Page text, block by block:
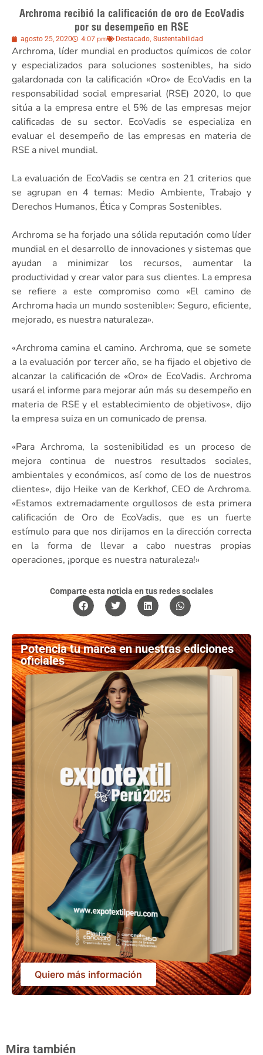
Archroma recibió la calificación de oro de EcoVadis
por su desempeño en RSE
agosto 25, 2020 4:07 pm Destacado, Sustentabilidad
Archroma, líder mundial en productos químicos de color
y especializados para soluciones sostenibles, ha sido
galardonada con la calificación «Oro» de EcoVadis en la
responsabilidad social empresarial (RSE) 2020, lo que
sitúa a la empresa entre el 5% de las empresas mejor
calificadas de su sector. EcoVadis se especializa en
evaluar el desempeño de las empresas en materia de
RSE a nivel mundial.
La evaluación de EcoVadis se centra en 21 criterios que
se agrupan en 4 temas: Medio Ambiente, Trabajo y
Derechos Humanos, Ética y Compras Sostenibles.
Archroma se ha forjado una sólida reputación como líder
mundial en el desarrollo de innovaciones y sistemas que
ayudan a minimizar los recursos, aumentar la
productividad y crear valor para sus clientes. La empresa
se refiere a este compromiso como «El camino de
Archroma hacia un mundo sostenible»: Seguro, eficiente,
mejorado, es nuestra naturaleza».
«Archroma camina el camino. Archroma, que se somete
a la evaluación por tercer año, se ha fijado el objetivo de
alcanzar la calificación de «Oro» de EcoVadis. Archroma
usará el informe para mejorar aún más su desempeño en
materia de RSE y el establecimiento de objetivos», dijo
la empresa suiza en un comunicado de prensa.
«Para Archroma, la sostenibilidad es un proceso de
mejora continua de nuestros resultados sociales,
ambientales y económicos, así como de los de nuestros
clientes», dijo Heike van de Kerkhof, CEO de Archroma.
«Estamos extremadamente orgullosos de esta primera
calificación de Oro de EcoVadis, que es un fuerte
estímulo para que nos dirijamos en la dirección correcta
en la forma de llevar a cabo nuestras propias
operaciones, ¡porque es nuestra naturaleza!»
Comparte esta noticia en tus redes sociales
Potencia tu marca en nuestras ediciones
oficiales
Quiero más información
Mira también